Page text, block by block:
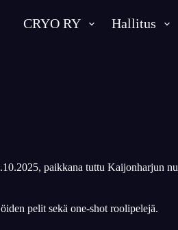
CRYO RY Hallitus
paikkana tuttu Kaijonharjun
pelit sekä one-shot roolipelejä.